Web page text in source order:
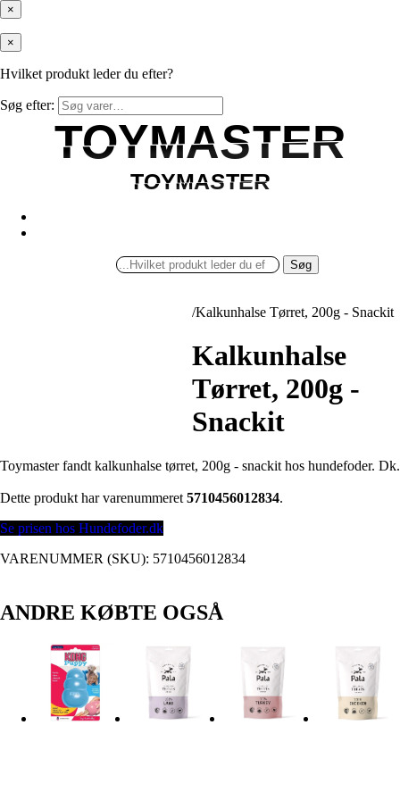
×
×
Hvilket produkt leder du efter?
Søg efter:
TOYMASTER
TOYMASTER
TOYMASTER
TOYMASTER
Søg
/Kalkunhalse Tørret, 200g - Snackit
Kalkunhalse
Tørret, 200g -
Snackit
Toymaster fandt kalkunhalse tørret, 200g - snackit hos hundefoder. Dk.
Dette produkt har varenummeret 5710456012834.
Se prisen hos Hundefoder.dk
VARENUMMER (SKU): 5710456012834
ANDRE KØBTE OGSÅ